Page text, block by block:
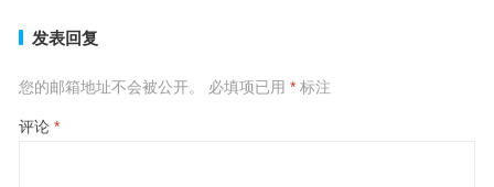
发表回复
您的邮箱地址不会被公开。 必填项已用 *标注
评论 *